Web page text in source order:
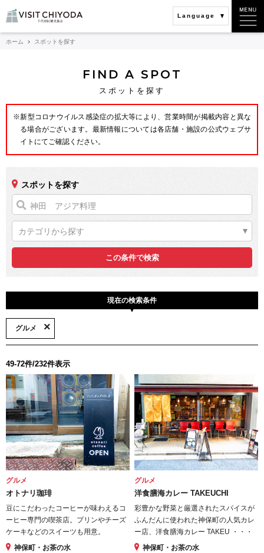
Language
ホーム スポットを探す
FIND A SPOT
スポットを探す
※新型コロナウイルス感染症の拡大等により、営業時間が掲載内容と異な
る場合がございます。最新情報については各店舗・施設の公式ウェブサ
イトにてご確認ください。
スポットを探す
カテゴリから探す
現在の検索条件
グルメ
49-72件/232件表示
グルメ
オトナリ珈琲
豆にこだわったコーヒーが味わえるコ
ーヒー専門の喫茶店。プリンやチーズ
ケーキなどのスイーツも用意。
神保町・お茶の水
グルメ
洋食膳海カレー TAKEUCHI
彩豊かな野菜と厳選されたスパイスが
ふんだんに使われた神保町の人気カレ
ー店、洋食膳海カレー TAKEU ・・・
神保町・お茶の水